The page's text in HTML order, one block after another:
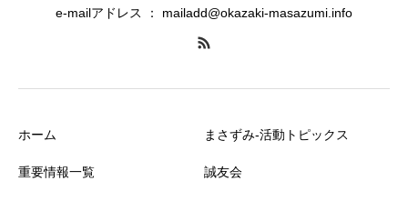
e-mailアドレス ： mailadd@okazaki-masazumi.info
ホーム
重要情報一覧
まさずみ-活動トピックス
誠友会